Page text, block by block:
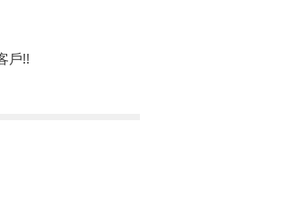
戶!!